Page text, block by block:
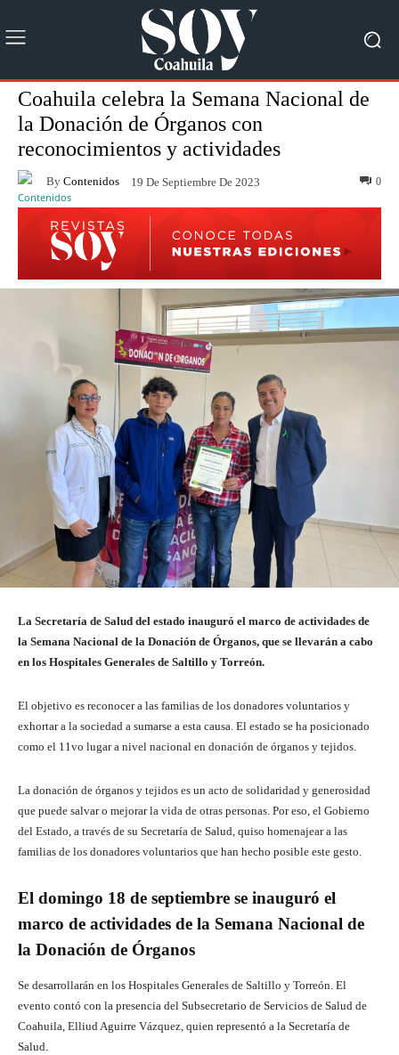
Coahuila celebra la Semana Nacional de
la Donación de Órganos con
reconocimientos y actividades
By Contenidos 19 De Septiembre De 2023 0
La Secretaría de Salud del estado inauguró el marco de actividades de
la Semana Nacional de la Donación de Órganos, que se llevarán a cabo
en los Hospitales Generales de Saltillo y Torreón.
El objetivo es reconocer a las familias de los donadores voluntarios y
exhortar a la sociedad a sumarse a esta causa. El estado se ha posicionado
como el 11vo lugar a nivel nacional en donación de órganos y tejidos.
La donación de órganos y tejidos es un acto de solidaridad y generosidad
que puede salvar o mejorar la vida de otras personas. Por eso, el Gobierno
del Estado, a través de su Secretaría de Salud, quiso homenajear a las
familias de los donadores voluntarios que han hecho posible este gesto.
El domingo 18 de septiembre se inauguró el
marco de actividades de la Semana Nacional de
la Donación de Órganos
Se desarrollarán en los Hospitales Generales de Saltillo y Torreón. El
evento contó con la presencia del Subsecretario de Servicios de Salud de
Coahuila, Elliud Aguirre Vázquez, quien representó a la Secretaría de
Salud.